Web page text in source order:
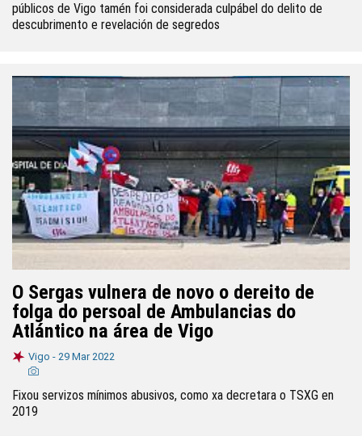
públicos de Vigo tamén foi considerada culpábel do delito de
descubrimento e revelación de segredos
O Sergas vulnera de novo o dereito de
folga do persoal de Ambulancias do
Atlántico na área de Vigo
Vigo - 29 Mar 2022
Fixou servizos mínimos abusivos, como xa decretara o TSXG en
2019